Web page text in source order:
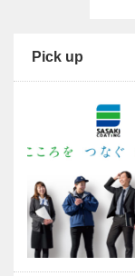
Pick up